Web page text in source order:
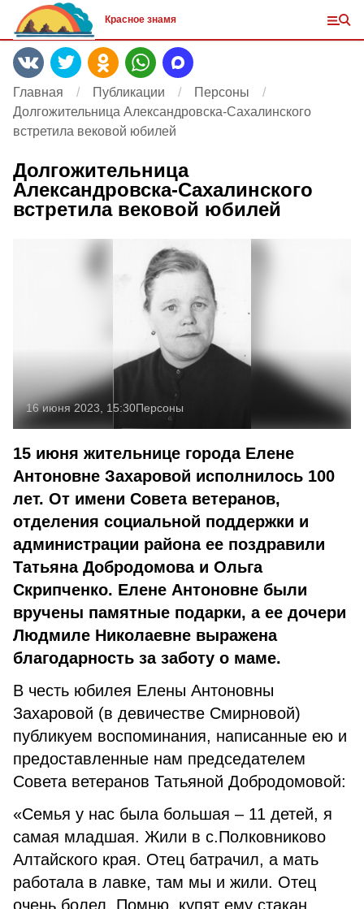
Красное знамя
Главная Публикации
Персоны
Долгожительница Александровска-Сахалинского
встретила вековой юбилей
Долгожительница
Александровска-Сахалинского
встретила вековой юбилей
16 июня 2023, 15:30Персоны
15 июня жительнице города Елене
Антоновне Захаровой исполнилось 100
лет. От имени Совета ветеранов,
отделения социальной поддержки и
администрации района ее поздравили
Татьяна Добродомова и Ольга
Скрипченко. Елене Антоновне были
вручены памятные подарки, а ее дочери
Людмиле Николаевне выражена
благодарность за заботу о маме.
В честь юбилея Елены Антоновны
Захаровой (в девичестве Смирновой)
публикуем воспоминания, написанные ею и
предоставленные нам председателем
Совета ветеранов Татьяной Добродомовой:
«Семья у нас была большая – 11 детей, я
самая младшая. Жили в с.Полковниково
Алтайского края. Отец батрачил, а мать
работала в лавке, там мы и жили. Отец
очень болел. Помню, купят ему стакан